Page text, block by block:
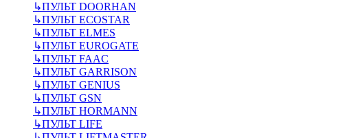
↳ПУЛЬТ DOORHAN
↳ПУЛЬТ ECOSTAR
↳ПУЛЬТ ELMES
↳ПУЛЬТ EUROGATE
↳ПУЛЬТ FAAC
↳ПУЛЬТ GARRISON
↳ПУЛЬТ GENIUS
↳ПУЛЬТ GSN
↳ПУЛЬТ HORMANN
↳ПУЛЬТ LIFE